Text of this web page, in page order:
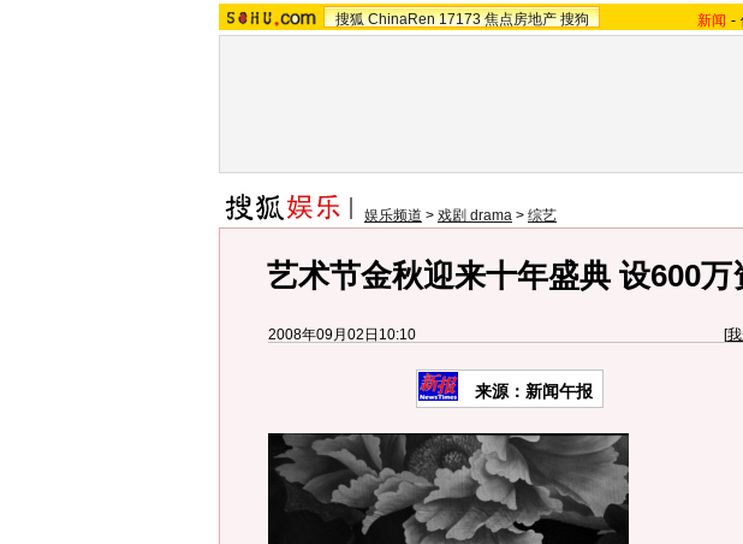
搜狐 ChinaRen 17173 焦点房地产 搜狗 新闻 -
娱乐频道 > 戏剧 drama > 综艺
艺术节金秋迎来十年盛典 设600万
2008年09月02日10:10 [
来源：新闻午报